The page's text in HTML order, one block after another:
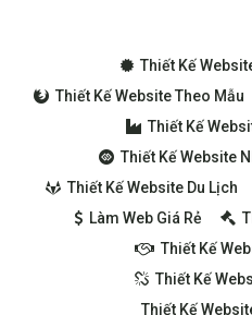
Thiết Kế
Thiết Kế Website Theo Mẫu
Thiết Kế
Thiết Kế Website
Thiết Kế Website Du Lịch
Làm Web Giá Rẻ
Thiết Kế
Thiết Kế
Thiết Kế